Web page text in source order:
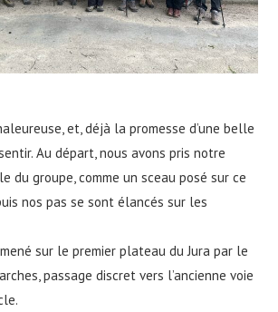
et, déjà la promesse d’une belle
Au départ, nous avons pris notre
du groupe, comme un sceau posé sur ce
nos pas se sont élancés sur les
sur le premier plateau du Jura par le
passage discret vers l’ancienne voie